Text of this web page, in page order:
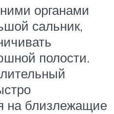
органами
сальник,
полости.
на близлежащие